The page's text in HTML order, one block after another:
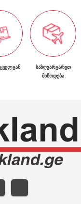
ᲡᲐᲖᲦᲕᲐᲠᲒᲐᲠᲔᲗ
ᲛᲘᲬᲝᲓᲔᲑᲐ